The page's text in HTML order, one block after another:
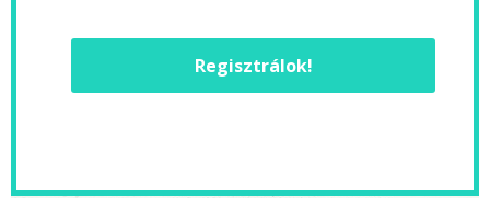
Regisztrálok!